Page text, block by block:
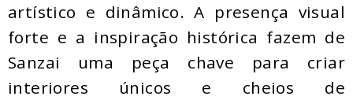
artístico e dinâmico. A presença visual
forte e a inspiração histórica fazem de
Sanzai uma peça chave para criar
interiores únicos e cheios de